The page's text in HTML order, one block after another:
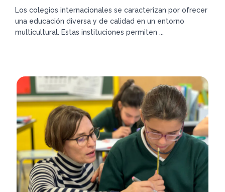
Los colegios internacionales se caracterizan por ofrecer
una educación diversa y de calidad en un entorno
multicultural. Estas instituciones permiten ...